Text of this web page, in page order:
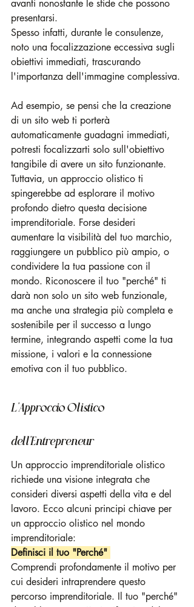
avanti nonostante le sfide che possono
presentarsi.
Spesso infatti, durante le consulenze,
noto una focalizzazione eccessiva sugli
obiettivi immediati, trascurando
l'importanza dell'immagine complessiva.
Ad esempio, se pensi che la creazione
di un sito web ti porterà
automaticamente guadagni immediati,
potresti focalizzarti solo sull'obiettivo
tangibile di avere un sito funzionante.
Tuttavia, un approccio olistico ti
spingerebbe ad esplorare il motivo
profondo dietro questa decisione
imprenditoriale. Forse desideri
aumentare la visibilità del tuo marchio,
raggiungere un pubblico più ampio, o
condividere la tua passione con il
mondo. Riconoscere il tuo "perché" ti
darà non solo un sito web funzionale,
ma anche una strategia più completa e
sostenibile per il successo a lungo
termine, integrando aspetti come la tua
missione, i valori e la connessione
emotiva con il tuo pubblico.
L'Approccio Olistico
dell'Entrepreneur
Un approccio imprenditoriale olistico
richiede una visione integrata che
consideri diversi aspetti della vita e del
lavoro. Ecco alcuni principi chiave per
un approccio olistico nel mondo
imprenditoriale:
Definisci il tuo "Perché"
Comprendi profondamente il motivo per
cui desideri intraprendere questo
percorso imprenditoriale. Il tuo "perché"